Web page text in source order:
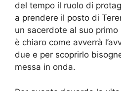
del tempo il ruolo di
a prendere il posto di
un sacerdote al suo
è chiaro come avverrà
due e per scoprirlo
messa in onda.